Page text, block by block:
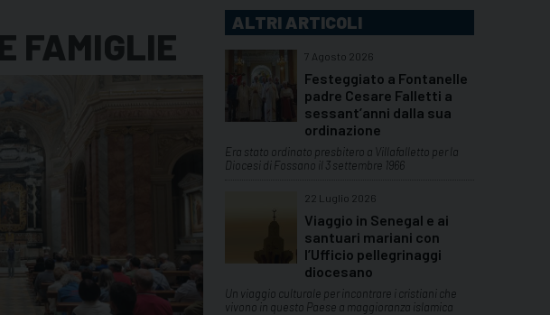
FAMIGLIE
ALTRI ARTICOLI
7 Agosto 2026
Festeggiato a Fontanelle
padre Cesare Falletti a
sessant’anni dalla sua
ordinazione
Era stato ordinato presbitero a Villafalletto per la
Diocesi di Fossano il 3 settembre 1966
22 Luglio 2026
Viaggio in Senegal e ai
santuari mariani con
l’Ufficio pellegrinaggi
diocesano
Un viaggio culturale per incontrare i cristiani che
vivono in questo Paese a maggioranza islamica